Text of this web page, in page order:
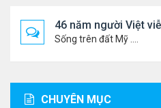
46 năm người Việt
Sống trên đất Mỹ ....
CHUYÊN MỤC